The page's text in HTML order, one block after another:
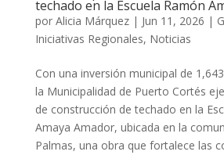
techado en la Escuela Ramón
por Alicia Márquez| Jun 11, 2026 |
Iniciativas Regionales, Noticias
Con una inversión municipal de
la Municipalidad de Puerto Cortés
de construcción de techado en la
Amaya Amador, ubicada en la
Palmas, una obra que fortalece las